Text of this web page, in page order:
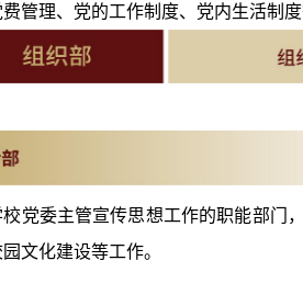
管理、党的工作制度、党内生活制
校党委主管宣传思想工作的职能部门
文化建设等工作。